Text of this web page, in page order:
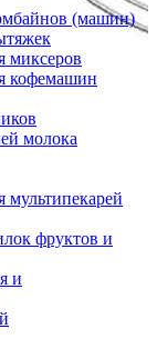
(машин)
миксеров
кофемашин
молока
мультипекарей
фруктов и
и